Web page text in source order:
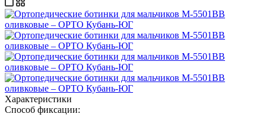
Характеристики
Способ фиксации: